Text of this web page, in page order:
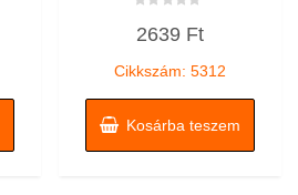
0
2639 Ft
Cikkszám: 5312
Kosárba teszem